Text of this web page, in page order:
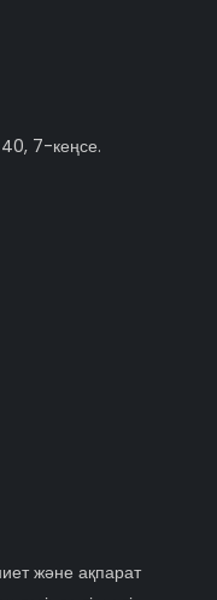
40, 7-кеңсе.
және ақпарат